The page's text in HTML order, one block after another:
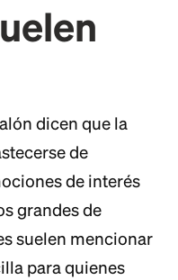
dicen que la
de
de interés
grandes de
suelen mencionar
para quienes